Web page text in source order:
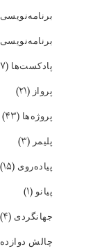
برنامه‌نویسی BACK END
برنامه‌نویسی FRONT END
پادکست‌ها (۱۷)
پرواز (۲۱)
پروژه‌ها (۴۳)
پلیمر (۳)
پیاده‌روی (۱۵)
پیانو(۱)
جهانگردی (۴)
چالش دوازده